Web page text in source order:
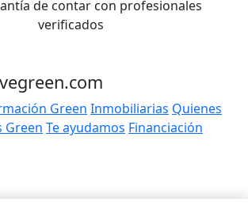
de contar con profesionales
verificados
Green Inmobiliarias Quienes
Green Te ayudamos Financiación